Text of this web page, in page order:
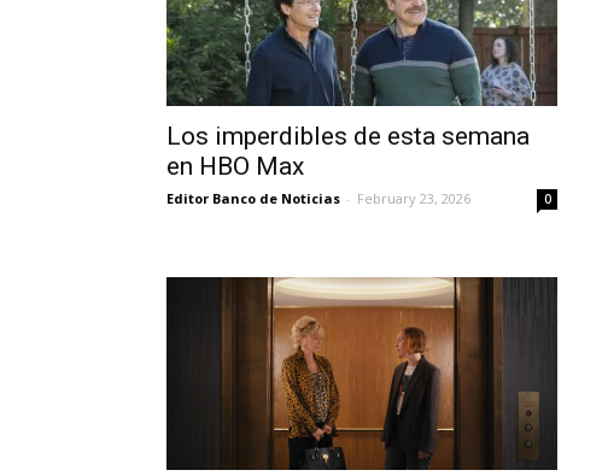
Los imperdibles de esta semana
en HBO Max
Editor Banco de Noticias - February 23, 2026 0